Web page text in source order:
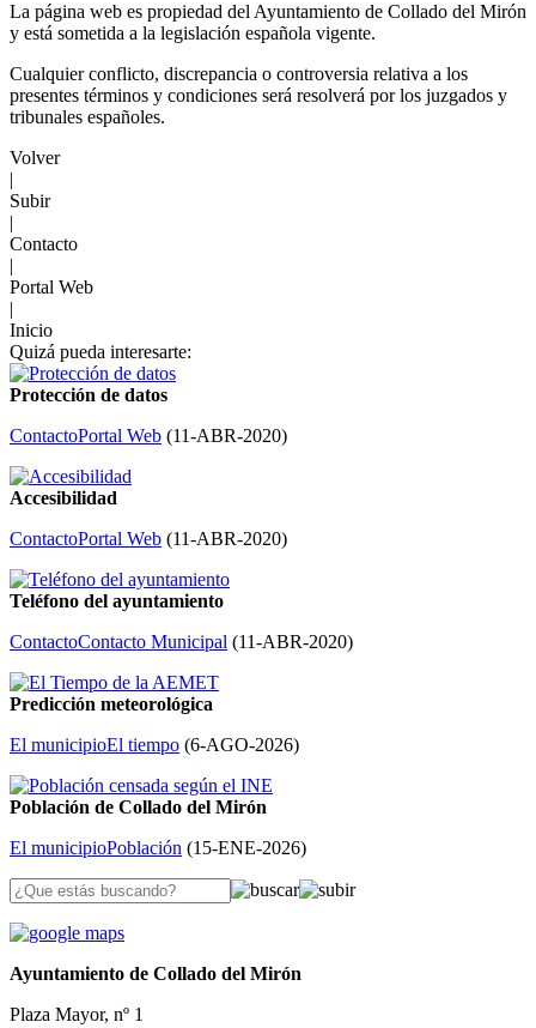
La página web es propiedad del Ayuntamiento de Collado del Mirón
y está sometida a la legislación española vigente.
Cualquier conflicto, discrepancia o controversia relativa a los
presentes términos y condiciones será resolverá por los juzgados y
tribunales españoles.
Volver
|
Subir
|
Contacto
|
Portal Web
|
Inicio
Quizá pueda interesarte:
Protección de datos
ContactoPortal Web (11-ABR-2020)
Accesibilidad
ContactoPortal Web (11-ABR-2020)
Teléfono del ayuntamiento
ContactoContacto Municipal (11-ABR-2020)
Predicción meteorológica
El municipioEl tiempo (6-AGO-2026)
Población de Collado del Mirón
El municipioPoblación (15-ENE-2026)
Ayuntamiento de Collado del Mirón
Plaza Mayor, nº 1